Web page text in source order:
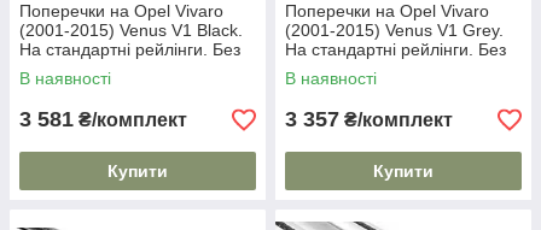
Поперечки на Opel Vivaro
(2001-2015) Venus V1 Black.
На стандартні рейлінги. Без
замка. Чорні
В наявності
3 581 ₴/комплект
Купити
Поперечки на Opel Vivaro
(2001-2015) Venus V1 Grey.
На стандартні рейлінги. Без
замка. Сірі
В наявності
3 357 ₴/комплект
Купити